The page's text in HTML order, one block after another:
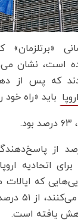
که پس از
اروپا باید «راه خود
بر این، ۵۸ درصد از
اتحادیه
که